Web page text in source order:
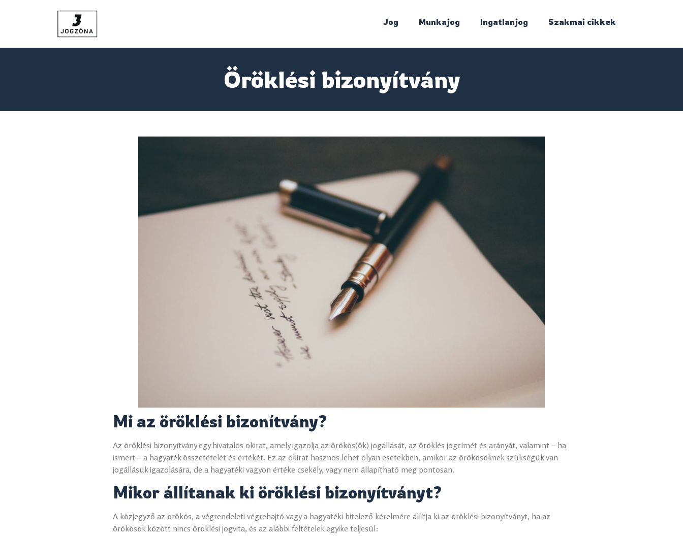
Jog Munkajog Ingatlanjog Szakmai cikkek
Öröklési bizonyítvány
Mi az öröklési bizonítvány?
Az öröklési bizonyítvány egy hivatalos okirat, amely igazolja az örökös(ök) jogállását, az öröklés jogcímét és arányát, valamint – ha
ismert – a hagyaték összetételét és értékét. Ez az okirat hasznos lehet olyan esetekben, amikor az örökösöknek szükségük van
jogállásuk igazolására, de a hagyatéki vagyon értéke csekély, vagy nem állapítható meg pontosan.
Mikor állítanak ki öröklési bizonyítványt?
A közjegyző az örökös, a végrendeleti végrehajtó vagy a hagyatéki hitelező kérelmére állítja ki az öröklési bizonyítványt, ha az
örökösök között nincs öröklési jogvita, és az alábbi feltételek egyike teljesül: